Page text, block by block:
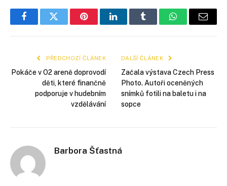
FacebookTwitter PinterestLinkedInTumblr WhatsApp
E-
PŘEDCHOZÍ ČLÁNEK
Pokáče v O2 areně doprovodí
děti, které finančně
podporuje v hudebním
vzdělávání
DALŠÍ ČLÁNEK
Začala výstava Czech Press
Photo. Autoři oceněných
snímků fotili na baletu i na
sopce
Barbora Šťastná